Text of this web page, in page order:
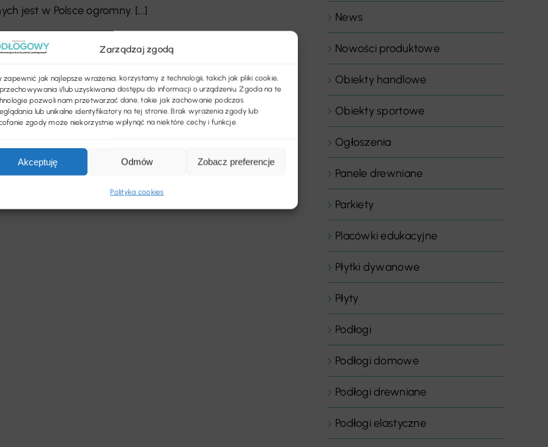
Zarządzaj zgodą
zapewnić jak najlepsze wrażenia, korzystamy z technologii, takich jak pliki cookie,
i/lub uzyskiwania dostępu do informacji o urządzeniu. Zgoda na te
pozwoli nam przetwarzać dane, takie jak zachowanie podczas
lub unikalne identyfikatory na tej stronie. Brak wyrażenia zgody lub
zgody może niekorzystnie wpłynąć na niektóre cechy i funkcje.
Akceptuję Odmów Zobacz preferencje
Polityka cookies
jest w Polsce ogromny. [...]
News
Nowości produktowe
Obiekty handlowe
Obiekty sportowe
Ogłoszenia
Panele drewniane
Parkiety
Placówki edukacyjne
Płytki dywanowe
Płyty
Podłogi
Podłogi domowe
Podłogi drewniane
Podłogi elastyczne